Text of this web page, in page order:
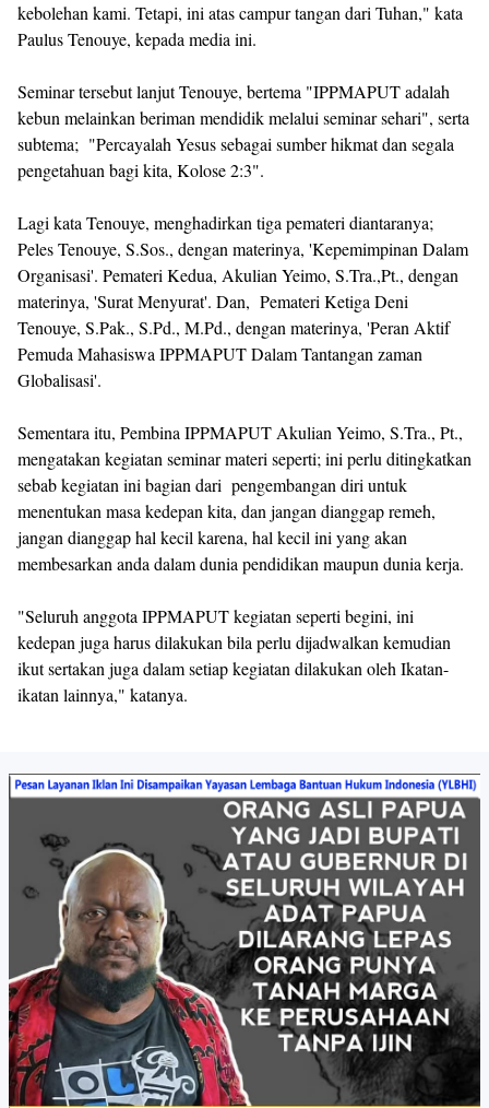
kebolehan kami. Tetapi, ini atas campur tangan dari Tuhan," kata
Paulus Tenouye, kepada media ini.
Seminar tersebut lanjut Tenouye, bertema "IPPMAPUT adalah
kebun melainkan beriman mendidik melalui seminar sehari", serta
subtema; "Percayalah Yesus sebagai sumber hikmat dan segala
pengetahuan bagi kita, Kolose 2:3".
Lagi kata Tenouye, menghadirkan tiga pemateri diantaranya;
Peles Tenouye, S.Sos., dengan materinya, 'Kepemimpinan Dalam
Organisasi'. Pemateri Kedua, Akulian Yeimo, S.Tra.,Pt., dengan
materinya, 'Surat Menyurat'. Dan, Pemateri Ketiga Deni
Tenouye, S.Pak., S.Pd., M.Pd., dengan materinya, 'Peran Aktif
Pemuda Mahasiswa IPPMAPUT Dalam Tantangan zaman
Globalisasi'.
Sementara itu, Pembina IPPMAPUT Akulian Yeimo, S.Tra., Pt.,
mengatakan kegiatan seminar materi seperti; ini perlu ditingkatkan
sebab kegiatan ini bagian dari pengembangan diri untuk
menentukan masa kedepan kita, dan jangan dianggap remeh,
jangan dianggap hal kecil karena, hal kecil ini yang akan
membesarkan anda dalam dunia pendidikan maupun dunia kerja.
"Seluruh anggota IPPMAPUT kegiatan seperti begini, ini
kedepan juga harus dilakukan bila perlu dijadwalkan kemudian
ikut sertakan juga dalam setiap kegiatan dilakukan oleh Ikatan-
ikatan lainnya," katanya.